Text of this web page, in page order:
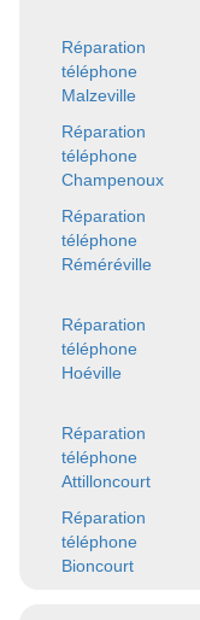
Réparation
téléphone
Malzeville
Réparation
téléphone
Champenoux
Réparation
téléphone
Réméréville
Réparation
téléphone
Hoéville
Réparation
téléphone
Attilloncourt
Réparation
téléphone
Bioncourt